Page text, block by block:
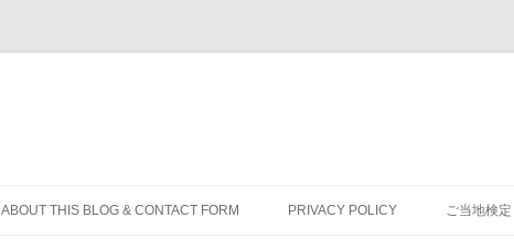
ン
ABOUT THIS BLOG & CONTACT FORM PRIVACY POLICY ご当地検定